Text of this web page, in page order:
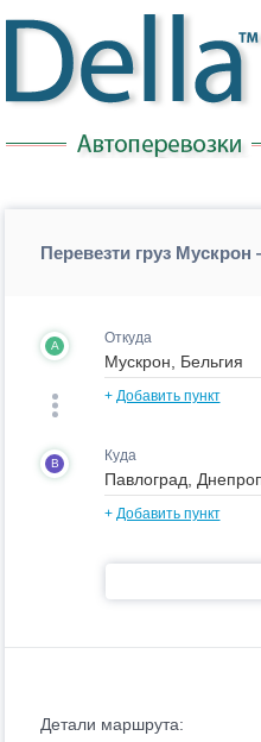
Перевезти груз
A Откуда
+ Добавить пункт
B Куда
+ Добавить пункт
Детали маршрута: